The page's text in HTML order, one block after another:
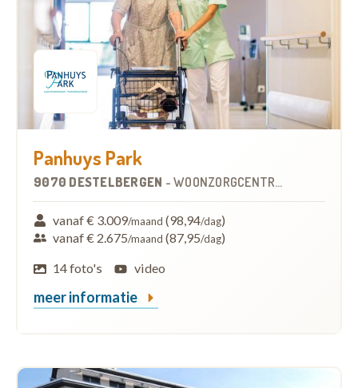
Panhuys Park
9070 DESTELBERGEN - WOONZORGCENTRUM (WZC)
vanaf € 3.009/maand (98,94/dag)
vanaf € 2.675/maand (87,95/dag)
14 foto's
video
meer informatie